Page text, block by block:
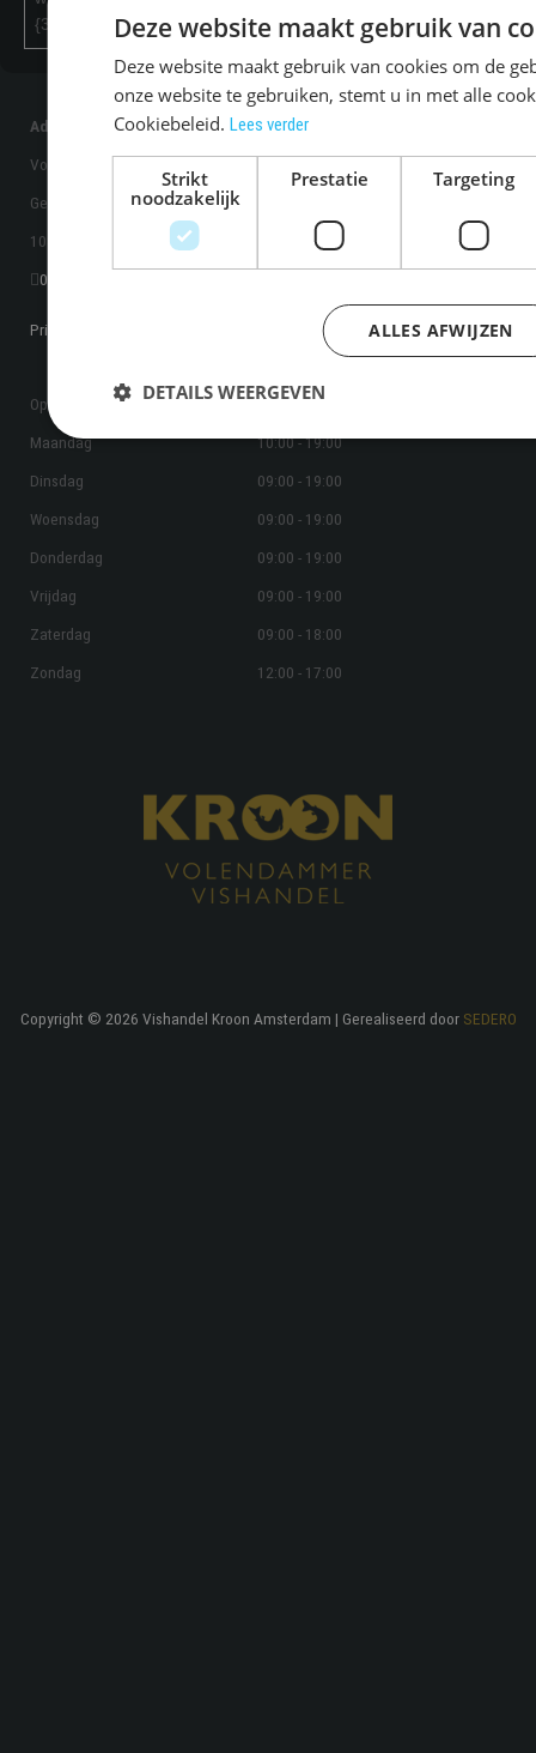
{32}
Adresgegevens
Volendammer Vishandel Kroon
Gelderlandplein 36
1082 LB Amsterdam
020 - 642 76 51
Privacybeleid
Openingstijden
Maandag
10:00 - 19:00
Dinsdag
09:00 - 19:00
Woensdag
09:00 - 19:00
Donderdag
09:00 - 19:00
Vrijdag
09:00 - 19:00
Zaterdag
09:00 - 18:00
Zondag
12:00 - 17:00
Copyright © 2026 Vishandel Kroon Amsterdam | Gerealiseerd door SEDERO
Deze website maakt gebruik van
Deze website maakt gebruik van cookies om de
onze website te gebruiken, stemt u in met alle
Cookiebeleid. Lees verder
Strikt
noodzakelijk
Prestatie Targeting
ALLES AFWIJZEN
DETAILS WEERGEVEN